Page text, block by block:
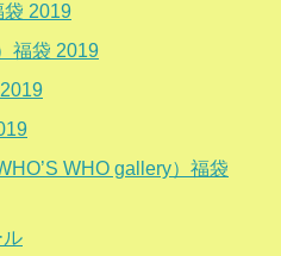
袋 2019
福袋 2019
WHO gallery）福袋
ル